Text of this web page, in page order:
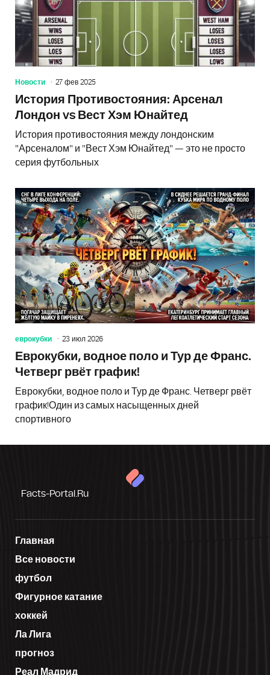
Новости 27 фев 2025
История Противостояния: Арсенал
Лондон vs Вест Хэм Юнайтед
История противостояния между лондонским
"Арсеналом" и "Вест Хэм Юнайтед" — это не просто
серия футбольных
еврокубки 23 июл 2026
Еврокубки, водное поло и Тур де Франс.
Четверг рвёт график!
Еврокубки, водное поло и Тур де Франс. Четверг рвёт
график!Один из самых насыщенных дней
спортивного
Facts-Portal.ru
Главная
Все новости
футбол
Фигурное катание
хоккей
Ла Лига
прогноз
Реал Мадрид